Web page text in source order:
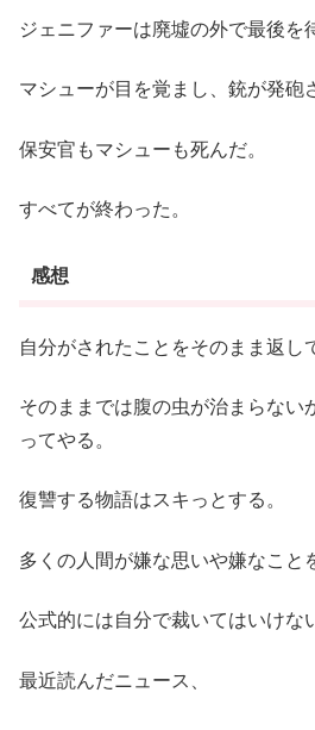
ジェニファーは廃墟の外で最後を
マシューが目を覚まし、銃が発砲
保安官もマシューも死んだ。
すべてが終わった。
感想
自分がされたことをそのまま返し
そのままでは腹の虫が治まらない
ってやる。
復讐する物語はスキっとする。
多くの人間が嫌な思いや嫌なこと
公式的には自分で裁いてはいけな
最近読んだニュース、